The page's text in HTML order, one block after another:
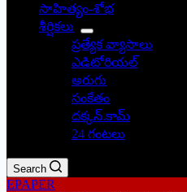
సాహిత్యం-శోభ
శీర్షికలు
ప్రత్యేక వ్యాసాలు
ఎడిటోరియల్
అరుగు
సంకేతం
దక్కన్.కామ్
24 గంటలు
Search
EPAPER